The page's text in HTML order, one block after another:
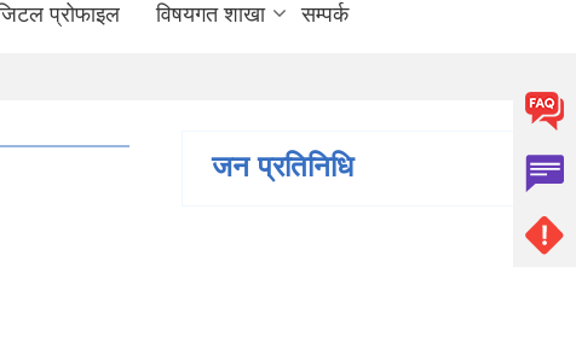
प्रोफाइल विषयगत शाखा सम्पर्क
जन प्रतिनिधि